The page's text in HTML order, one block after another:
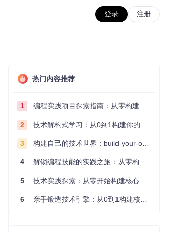
登录 注册
热门内容推荐
1 编程实践项目探索指南：从零构建技术能力体系
2 技术解构式学习：从0到1构建你的编程知识体系
3 构建自己的技术世界：build-your-own-x项目的实践探索指南
4 解锁编程技能的实践之旅：从零构建你的技术世界
5 技术实践探索：从零开始构建核心系统的实践指南
6 亲手锻造技术引擎：从0到1构建核心系统的实践指南